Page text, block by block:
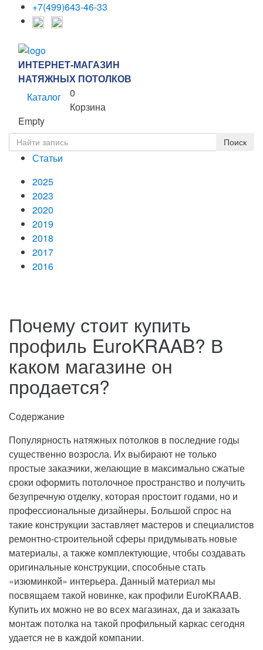
+7(499)643-46-33
ИНТЕРНЕТ-МАГАЗИН
НАТЯЖНЫХ ПОТОЛКОВ
Каталог
0
Корзина
Empty
Статьи
2025
2023
2020
2019
2018
2017
2016
Почему стоит купить
профиль EuroKRAAB? В
каком магазине он
продается?
Содержание
Популярность натяжных потолков в последние годы
существенно возросла. Их выбирают не только
простые заказчики, желающие в максимально сжатые
сроки оформить потолочное пространство и получить
безупречную отделку, которая простоит годами, но и
профессиональные дизайнеры. Большой спрос на
такие конструкции заставляет мастеров и специалистов
ремонтно-строительной сферы придумывать новые
материалы, а также комплектующие, чтобы создавать
оригинальные конструкции, способные стать
«изюминкой» интерьера. Данный материал мы
посвящаем такой новинке, как профили EuroKRAAB.
Купить их можно не во всех магазинах, да и заказать
монтаж потолка на такой профильный каркас сегодня
удается не в каждой компании.